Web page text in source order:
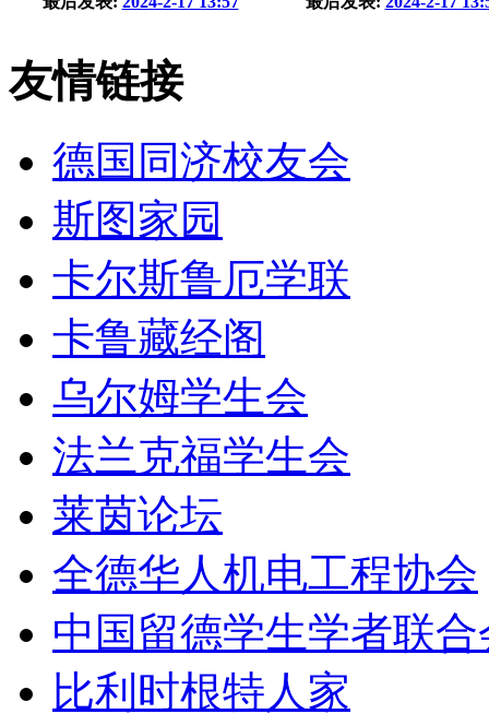
友情链接
德国同济校友会
斯图家园
卡尔斯鲁厄学联
卡鲁藏经阁
乌尔姆学生会
法兰克福学生会
莱茵论坛
全德华人机电工程协会
中国留德学生学者联合
比利时根特人家